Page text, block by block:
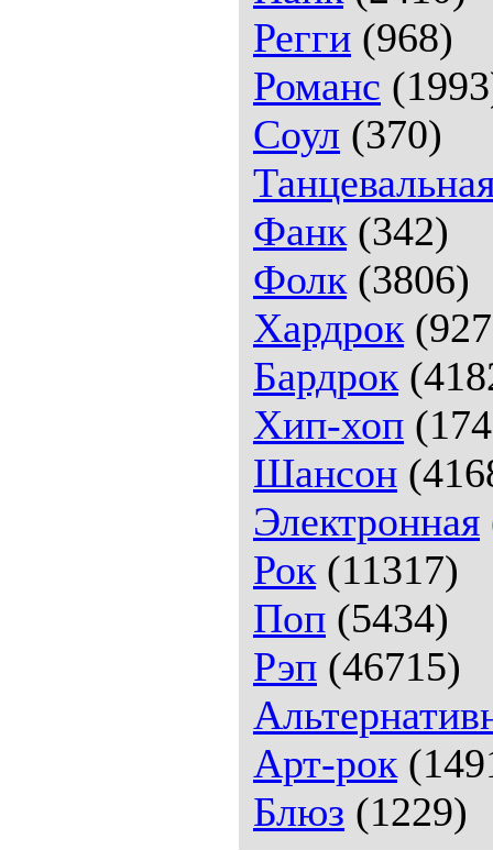
Регги (968)
Романс
Соул (370)
Фанк(342)
Фолк(3806)
Хардрок
Бардрок
Хип-хоп
Шансон
Электронная
Рок(11317)
Поп (5434)
Рэп (46715)
Арт-рок
Блюз (1229)